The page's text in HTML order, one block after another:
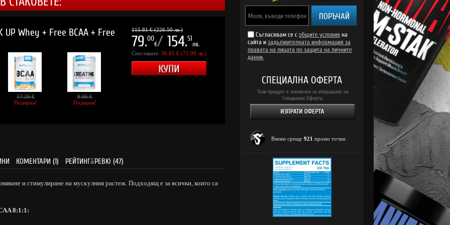
UP Whey + Free BCAA + Free
17.26 €
Подарък!
9.66 €
Подарък!
115.81 € (226.50 лв.)
79.00
€/ 154.51
лв.
Спестявате: 36.81 € (71.99 лв.)
PROMO STACK UP Whey + Free
Creatine
154.51 лв.
КОМЕНТАРИ (1) РЕЙТИНГ&РЕВЮ (47)
и cтимyлиpaнe нa мycĸyлния pacтeж. Подходящ е за всички, които са
8:1:1:
ПОРЪЧАЙ
Съгласявам се с общите условия на
сайта и задължителната информация за
правата на лицата по защита на личните
данни.
СПЕЦИАЛНА ОФЕРТА
Този продукт е заключен за изпращане на
Специална Оферта.
Вземи срещу 921 промо точки